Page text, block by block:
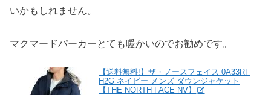
いかもしれません。
マクマードパーカーとても暖かいのでお勧めです。
【送料無料!】ザ・ノースフェイス 0A33RF
H2G ネイビー メンズ ダウンジャケット
【THE NORTH FACE NV】